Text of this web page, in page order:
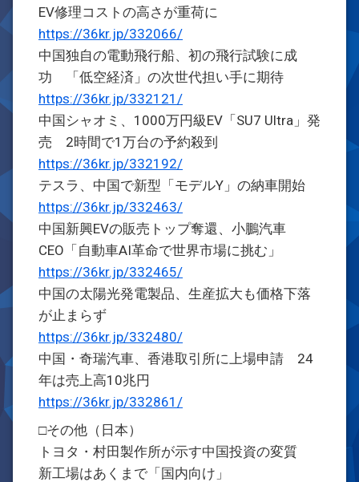
EV修理コストの高さが重荷に
https://36kr.jp/332066/
中国独自の電動飛行船、初の飛行試験に成
功 「低空経済」の次世代担い手に期待
https://36kr.jp/332121/
中国シャオミ、1000万円級EV「SU7 Ultra」発
売 2時間で1万台の予約殺到
https://36kr.jp/332192/
テスラ、中国で新型「モデルY」の納車開始
https://36kr.jp/332463/
中国新興EVの販売トップ奪還、小鵬汽車
CEO「自動車AI革命で世界市場に挑む」
https://36kr.jp/332465/
中国の太陽光発電製品、生産拡大も価格下落
が止まらず
https://36kr.jp/332480/
中国・奇瑞汽車、香港取引所に上場申請 24
年は売上高10兆円
https://36kr.jp/332861/
□その他（日本）
トヨタ・村田製作所が示す中国投資の変質
新工場はあくまで「国内向け」